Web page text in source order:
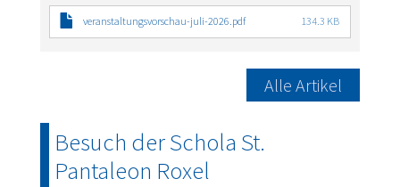
veranstaltungsvorschau-juli-2026.pdf 134.3 KB
Alle Artikel
Besuch der Schola St.
Pantaleon Roxel